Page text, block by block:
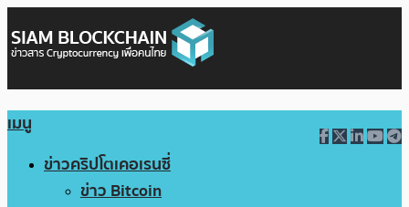
เมนู
ข่าวคริปโตเคอเรนซี่
ข่าว Bitcoin